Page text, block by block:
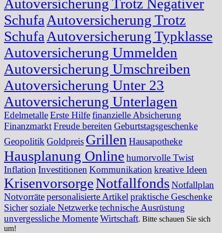
Autoversicherung Trotz Negativer
Schufa Autoversicherung Trotz
Schufa Autoversicherung Typklasse
Autoversicherung Ummelden
Autoversicherung Umschreiben
Autoversicherung Unter 23
Autoversicherung Unterlagen
EdelmetalleErste Hilfefinanzielle Absicherung
FinanzmarktFreude bereiten Geburtstagsgeschenke
Geopolitik Goldpreis Grillen Hausapotheke
Hausplanung Online humorvolle Twist
Inflation Investitionen Kommunikation kreative Ideen
KrisenvorsorgeNotfallfondsNotfallplan
Notvorrätepersonalisierte Artikel praktische Geschenke
Sichersoziale Netzwerketechnische Ausrüstung
unvergessliche MomenteWirtschaft. Bitte schauen Sie sich
um!